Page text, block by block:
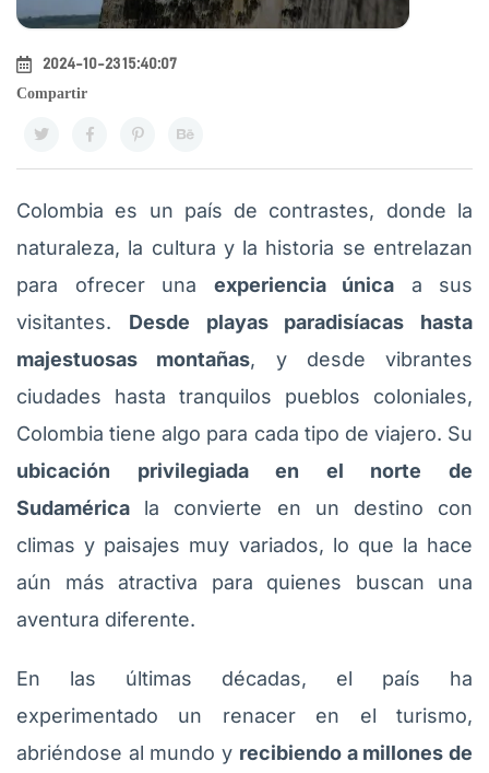
2024-10-23 15:40:07
Compartir
Colombia es un país de contrastes, donde la
naturaleza, la cultura y la historia se entrelazan
para ofrecer una experiencia única a sus
visitantes. Desde playas paradisíacas hasta
majestuosas montañas, y desde vibrantes
ciudades hasta tranquilos pueblos coloniales,
Colombia tiene algo para cada tipo de viajero. Su
ubicación privilegiada en el norte de
Sudamérica la convierte en un destino con
climas y paisajes muy variados, lo que la hace
aún más atractiva para quienes buscan una
aventura diferente.
En las últimas décadas, el país ha
experimentado un renacer en el turismo,
abriéndose al mundo y recibiendo a millones de